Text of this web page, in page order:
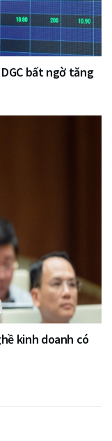
bất ngờ tăng
kinh doanh có